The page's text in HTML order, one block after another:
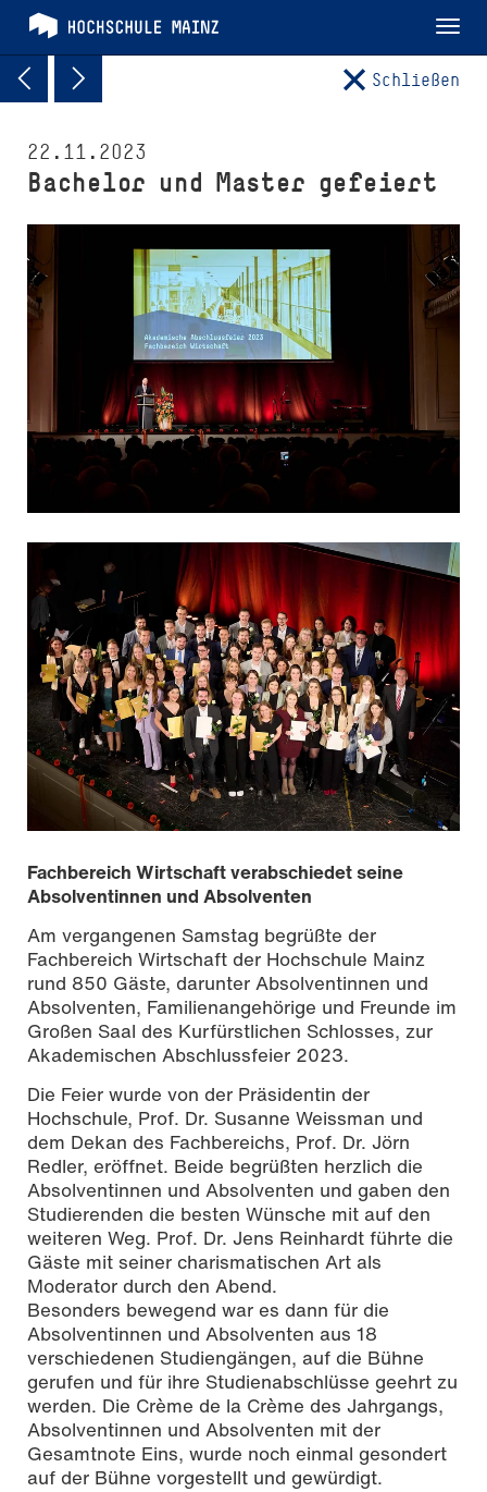
Schließen
22.11.2023
Bachelor und Master gefeiert
Fachbereich Wirtschaft verabschiedet seine
Absolventinnen und Absolventen
Am vergangenen Samstag begrüßte der
Fachbereich Wirtschaft der Hochschule Mainz
rund 850 Gäste, darunter Absolventinnen und
Absolventen, Familienangehörige und Freunde im
Großen Saal des Kurfürstlichen Schlosses, zur
Akademischen Abschlussfeier 2023.
Die Feier wurde von der Präsidentin der
Hochschule, Prof. Dr. Susanne Weissman und
dem Dekan des Fachbereichs, Prof. Dr. Jörn
Redler, eröffnet. Beide begrüßten herzlich die
Absolventinnen und Absolventen und gaben den
Studierenden die besten Wünsche mit auf den
weiteren Weg. Prof. Dr. Jens Reinhardt führte die
Gäste mit seiner charismatischen Art als
Moderator durch den Abend.
Besonders bewegend war es dann für die
Absolventinnen und Absolventen aus 18
verschiedenen Studiengängen, auf die Bühne
gerufen und für ihre Studienabschlüsse geehrt zu
werden. Die Crème de la Crème des Jahrgangs,
Absolventinnen und Absolventen mit der
Gesamtnote Eins, wurde noch einmal gesondert
auf der Bühne vorgestellt und gewürdigt.